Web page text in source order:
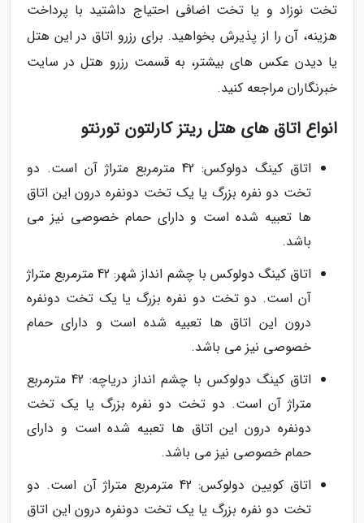
تخت نوزاد و یا تخت اضافی احتیاج داشتید با پرداخت
هزینه، آن را از پذیرش بخواهید. برای رزرو اتاق در این هتل
یا دیدن عکس های بیشتر، به قسمت رزرو هتل در سایت
خبرنگاران مراجعه کنید.
انواع اتاق های هتل ریتز کارلتون تورنتو
اتاق کینگ دولوکس: 42 مترمربع متراژ آن است. دو
تخت دو نفره بزرگ یا یک تخت دونفره درون این اتاق
ها تعبیه شده است و دارای حمام خصوصی نیز می
باشد.
اتاق کینگ دولوکس با چشم انداز شهر: 42 مترمربع متراژ
آن است. دو تخت دو نفره بزرگ یا یک تخت دونفره
درون این اتاق ها تعبیه شده است و دارای حمام
خصوصی نیز می باشد.
اتاق کینگ دولوکس با چشم انداز دریاچه: 42 مترمربع
متراژ آن است. دو تخت دو نفره بزرگ یا یک تخت
دونفره درون این اتاق ها تعبیه شده است و دارای
حمام خصوصی نیز می باشد.
اتاق کویین دولوکس: 42 مترمربع متراژ آن است. دو
تخت دو نفره بزرگ یا یک تخت دونفره درون این اتاق